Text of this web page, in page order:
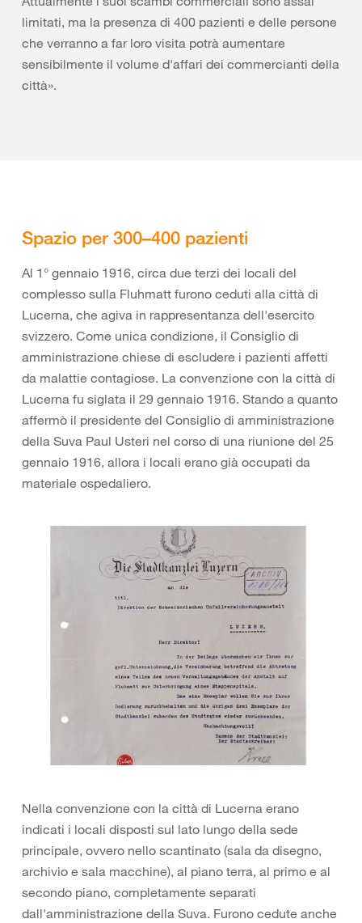
limitati, ma la presenza di 400 pazienti e delle persone
che verranno a far loro visita potrà aumentare
sensibilmente il volume d'affari dei commercianti della
città».
Spazio per 300–400 pazienti
Al 1° gennaio 1916, circa due terzi dei locali del
complesso sulla Fluhmatt furono ceduti alla città di
Lucerna, che agiva in rappresentanza dell'esercito
svizzero. Come unica condizione, il Consiglio di
amministrazione chiese di escludere i pazienti affetti
da malattie contagiose. La convenzione con la città di
Lucerna fu siglata il 29 gennaio 1916. Stando a quanto
affermò il presidente del Consiglio di amministrazione
della Suva Paul Usteri nel corso di una riunione del 25
gennaio 1916, allora i locali erano già occupati da
materiale ospedaliero.
Nella convenzione con la città di Lucerna erano
indicati i locali disposti sul lato lungo della sede
principale, ovvero nello scantinato (sala da disegno,
archivio e sala macchine), al piano terra, al primo e al
secondo piano, completamente separati
dall'amministrazione della Suva. Furono cedute anche